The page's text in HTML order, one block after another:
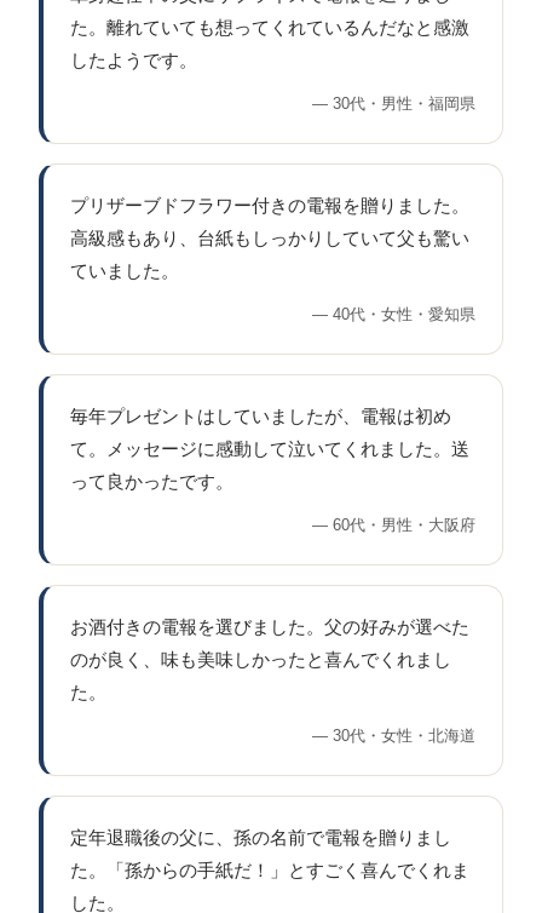
た。離れていても想ってくれているんだなと感激
したようです。
30代・男性・福岡県
プリザーブドフラワー付きの電報を贈りました。
高級感もあり、台紙もしっかりしていて父も驚い
ていました。
40代・女性・愛知県
毎年プレゼントはしていましたが、電報は初め
て。メッセージに感動して泣いてくれました。送
って良かったです。
60代・男性・大阪府
お酒付きの電報を選びました。父の好みが選べた
のが良く、味も美味しかったと喜んでくれまし
た。
30代・女性・北海道
定年退職後の父に、孫の名前で電報を贈りまし
た。「孫からの手紙だ！」とすごく喜んでくれま
した。